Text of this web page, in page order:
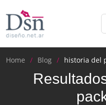
Home Blog historia del